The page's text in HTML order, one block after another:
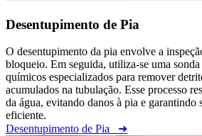
Desentupimento de Pia
O desentupimento da pia envolve a
bloqueio. Em seguida, utiliza-se uma
químicos especializados para remover
acumulados na tubulação. Esse processo
da água, evitando danos à pia e garantindo
eficiente.
Desentupimento de Pia ➜